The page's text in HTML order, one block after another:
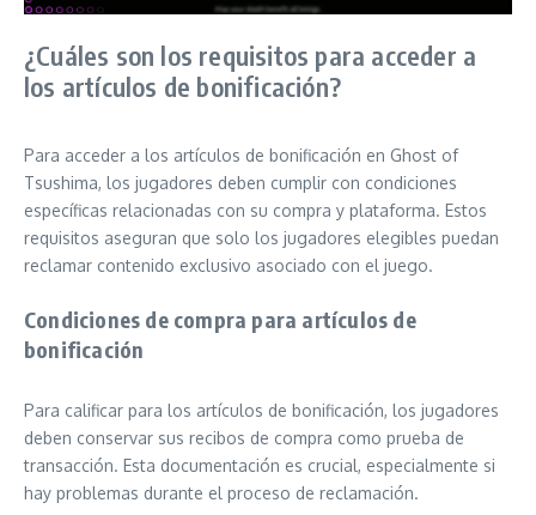
¿Cuáles son los requisitos para acceder a
los artículos de bonificación?
Para acceder a los artículos de bonificación en Ghost of
Tsushima, los jugadores deben cumplir con condiciones
específicas relacionadas con su compra y plataforma. Estos
requisitos aseguran que solo los jugadores elegibles puedan
reclamar contenido exclusivo asociado con el juego.
Condiciones de compra para artículos de
bonificación
Para calificar para los artículos de bonificación, los jugadores
deben conservar sus recibos de compra como prueba de
transacción. Esta documentación es crucial, especialmente si
hay problemas durante el proceso de reclamación.